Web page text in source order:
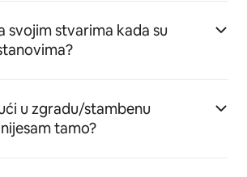
svojim stvarima kada su
u zgradu/stambenu
tamo?